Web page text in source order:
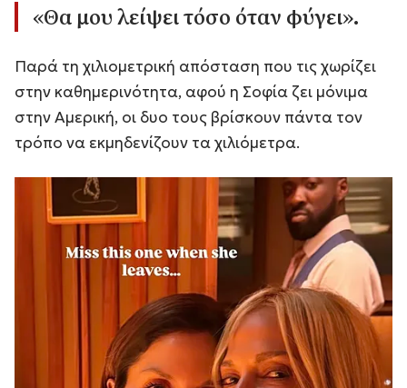
«Θα μου λείψει τόσο όταν φύγει».
Παρά τη χιλιομετρική απόσταση που τις χωρίζει
στην καθημερινότητα, αφού η Σοφία ζει μόνιμα
στην Αμερική, οι δυο τους βρίσκουν πάντα τον
τρόπο να εκμηδενίζουν τα χιλιόμετρα.